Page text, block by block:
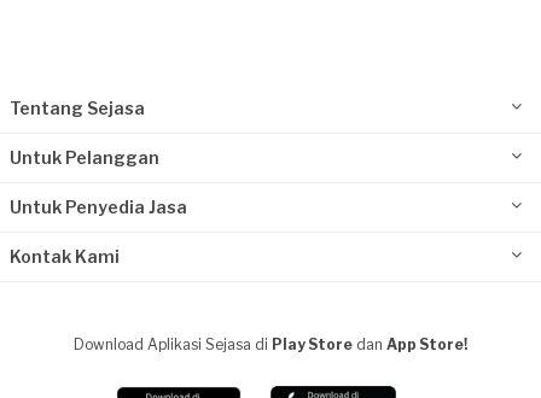
Tentang Sejasa
Untuk Pelanggan
Untuk Penyedia Jasa
Kontak Kami
Download Aplikasi Sejasa di Play Store dan App Store!